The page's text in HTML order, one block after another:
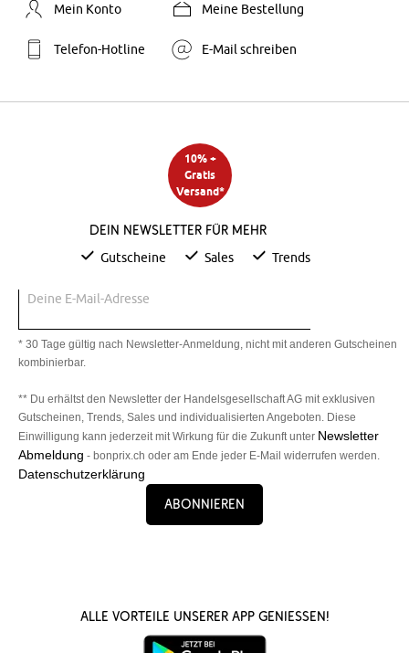
Mein Konto Meine Bestellung
Telefon-Hotline E-Mail schreiben
10% +
Gratis
Versand*
Dein Newsletter für mehr
Gutscheine Sales Trends
Deine E-Mail-Adresse
* 30 Tage gültig nach Newsletter-Anmeldung, nicht mit anderen Gutscheinen
kombinierbar.
** Du erhältst den Newsletter der Handelsgesellschaft AG mit exklusiven
Gutscheinen, Trends, Sales und individualisierten Angeboten. Diese
Einwilligung kann jederzeit mit Wirkung für die Zukunft unter Newsletter
Abmeldung - bonprix.ch oder am Ende jeder E-Mail widerrufen werden.
Datenschutzerklärung
Abonnieren
Alle Vorteile unserer App genießen!